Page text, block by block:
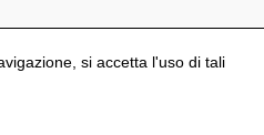
si accetta l'uso di tali